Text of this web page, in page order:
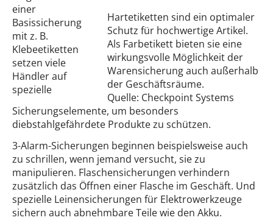
Hartetiketten sind ein optimaler
Schutz für hochwertige Artikel.
Als Farbetikett bieten sie eine
wirkungsvolle Möglichkeit der
Warensicherung auch außerhalb
der Geschäftsräume.
Quelle: Checkpoint Systems
einer
Basissicherung
mit z. B.
Klebeetiketten
setzen viele
Händler auf
spezielle
Sicherungselemente, um besonders
diebstahlgefährdete Produkte zu schützen.
3-Alarm-Sicherungen beginnen beispielsweise auch
zu schrillen, wenn jemand versucht, sie zu
manipulieren. Flaschensicherungen verhindern
zusätzlich das Öffnen einer Flasche im Geschäft. Und
spezielle Leinensicherungen für Elektrowerkzeuge
sichern auch abnehmbare Teile wie den Akku.